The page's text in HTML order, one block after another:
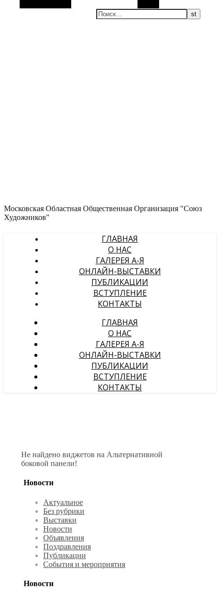
Московская Областная Общественная Организация "Союз
Художников"
ГЛАВНАЯ
О НАС
ГАЛЕРЕЯ А-Я
ОНЛАЙН-ВЫСТАВКИ
ПУБЛИКАЦИИ
ВСТУПЛЕНИЕ
КОНТАКТЫ
ГЛАВНАЯ
О НАС
ГАЛЕРЕЯ А-Я
ОНЛАЙН-ВЫСТАВКИ
ПУБЛИКАЦИИ
ВСТУПЛЕНИЕ
КОНТАКТЫ
Не найдено виджетов на Альтернативной
боковой панели!
Новости
Актуальное
Без рубрики
Выставки
Новости
Объявления
Поздравления
Публикации
События и мероприятия
Новости